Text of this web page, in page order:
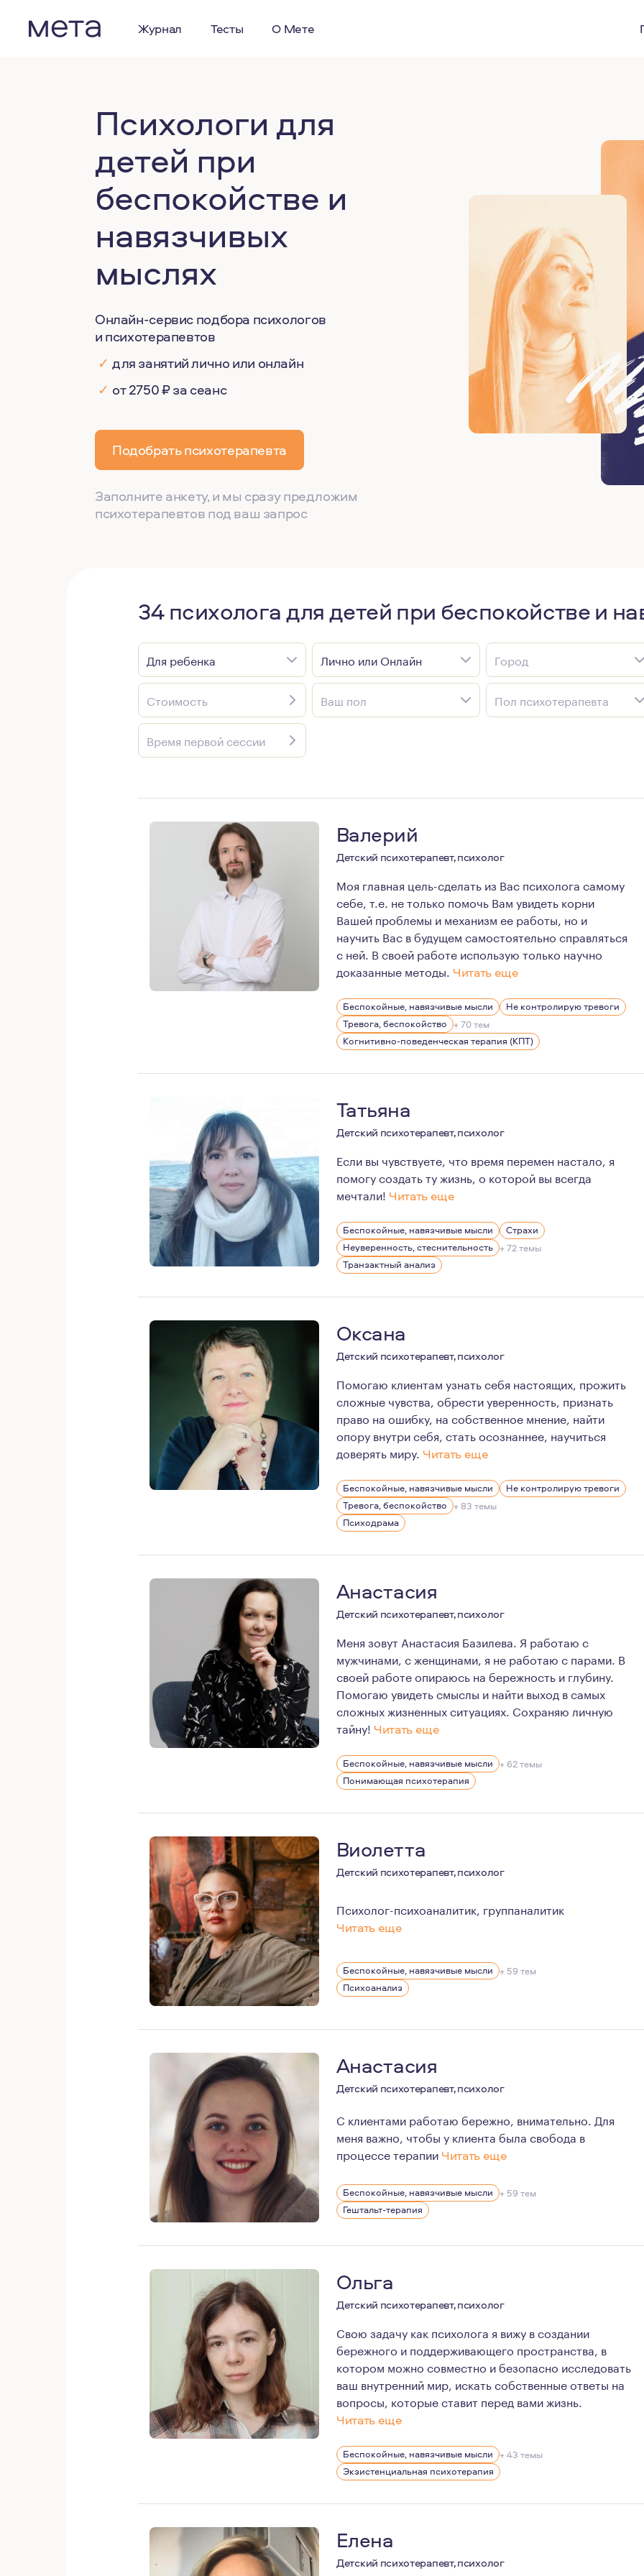
Журнал Тесты О Мете
Психологи для
детей при
беспокойстве и
навязчивых
мыслях
Онлайн-сервис подбора психологов
и психотерапевтов
✓ для занятий лично или онлайн
✓ от 2750 ₽ за сеанс
Подобрать психотерапевта
Заполните анкету, и мы сразу предложим
психотерапевтов под ваш запрос
34 психолога для детей при беспокойстве и
Для ребенка Лично или Онлайн Город
Стоимость Ваш пол Пол психотерапевта
Время первой сессии
Валерий
Детский психотерапевт, психолог
Моя главная цель-сделать из Вас психолога самому
себе, т.е. не только помочь Вам увидеть корни
Вашей проблемы и механизм ее работы, но и
научить Вас в будущем самостоятельно справляться
с ней. В своей работе использую только научно
доказанные методы. Читать еще
В ходе работы со мной Вы получите:
1. Сочувствие и поддержку.
2. Терапевтическую среду и терапевтические
Беспокойные, навязчивые мысли
Не контролирую тревоги
Тревога, беспокойство + 70 тем
Когнитивно-поведенческая терапия (КПТ)
Татьяна
Детский психотерапевт, психолог
Если вы чувствуете, что время перемен настало, я
помогу создать ту жизнь, о которой вы всегда
мечтали! Читать еще
Меня зовут Татьяна ПЕДАЕВА. Я психолог и
Долгое время мечтала работать с темой
Думала: "Ну, чему я могу научить клиентов, если я
Беспокойные, навязчивые мысли
Страхи
Неуверенность, стеснительность + 72 темы
Транзактный анализ
Оксана
Детский психотерапевт, психолог
Помогаю клиентам узнать себя настоящих, прожить
сложные чувства, обрести уверенность, признать
право на ошибку, на собственное мнение, найти
опору внутри себя, стать осознаннее, научиться
доверять миру. Читать еще
Для меня психотерапия - это про любовь к себе, про
Беспокойные, навязчивые мысли
Не контролирую тревоги
Тревога, беспокойство + 83 темы
Психодрама
Анастасия
Детский психотерапевт, психолог
Меня зовут Анастасия Базилева. Я работаю с
мужчинами, с женщинами, я не работаю с парами. В
своей работе опираюсь на бережность и глубину.
Помогаю увидеть смыслы и найти выход в самых
сложных жизненных ситуациях. Сохраняю личную
тайну! Читать еще
На что я опираюсь в своей практике:
Профессионализм — МГППУ один из лучших вузов,
Я люблю то, что делаю. Я не боюсь глубины и готова
Для своей работы я черпаю вдохновение в
Беспокойные, навязчивые мысли + 62 темы
Понимающая психотерапия
Виолетта
Детский психотерапевт, психолог
Психолог-психоаналитик, группаналитик
Читать еще
Желание быть психологом появилось в раннем
С 2019 по 2022гг. работала педагогом-психологом во
С 2016 по 2020 гг. проходила психоаналитическое и
Беспокойные, навязчивые мысли + 59 тем
Психоанализ
Анастасия
Детский психотерапевт, психолог
С клиентами работаю бережно, внимательно. Для
меня важно, чтобы у клиента была свобода в
процессе терапии Читать еще
Я пришла в психологию в первую очередь
За время в терапии я ушла с нелюбимой работы,
Замужем. Обожаю свою кошку.
Беспокойные, навязчивые мысли + 59 тем
Гештальт-терапия
Ольга
Детский психотерапевт, психолог
Свою задачу как психолога я вижу в создании
бережного и поддерживающего пространства, в
котором можно совместно и безопасно исследовать
ваш внутренний мир, искать собственные ответы на
вопросы, которые ставит перед вами жизнь.
Читать еще
Для меня психотерапия - это процесс, в котором
Беспокойные, навязчивые мысли + 43 темы
Экзистенциальная психотерапия
Елена
Детский психотерапевт, психолог